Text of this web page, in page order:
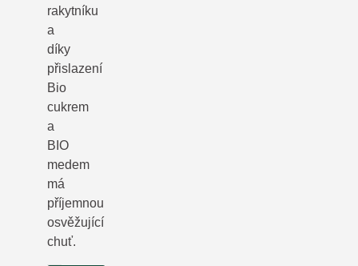
rakytníku
a
díky
přislazení
Bio
cukrem
a
BIO
medem
má
příjemnou
osvěžující
chuť.